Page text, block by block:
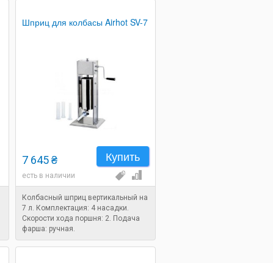
Шприц для колбасы Airhot SV-7
Купить
7 645 ₴
есть в наличии
Колбасный шприц вертикальный на
7 л. Комплектация: 4 насадки.
Скорости хода поршня: 2. Подача
фарша: ручная.